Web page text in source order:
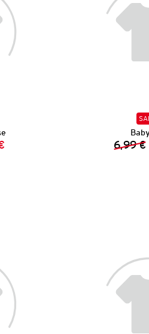
Preis: 6,99 €